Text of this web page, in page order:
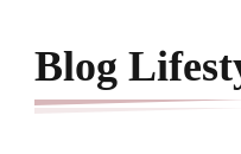
Blog